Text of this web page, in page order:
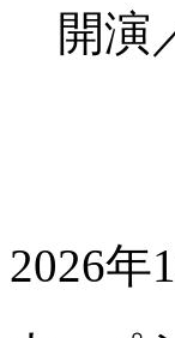
開演
2026年